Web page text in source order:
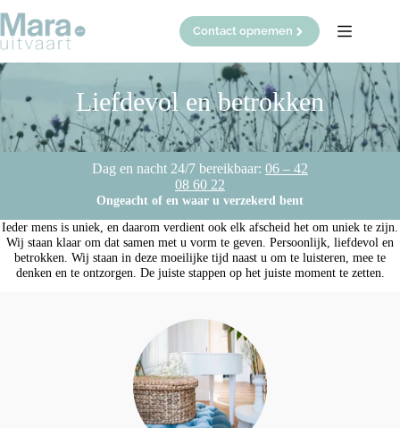
naar
de
inhoud
Contact opnemen
Liefdevol en betrokken
Dag en nacht 24/7 bereikbaar: 06 – 42
08 60 22
Ongeacht of en waar u verzekerd bent
Ieder mens is uniek, en daarom verdient ook elk afscheid het om uniek te zijn.
Wij staan klaar om dat samen met u vorm te geven. Persoonlijk, liefdevol en
betrokken. Wij staan in deze moeilijke tijd naast u om te luisteren, mee te
denken en te ontzorgen. De juiste stappen op het juiste moment te zetten.